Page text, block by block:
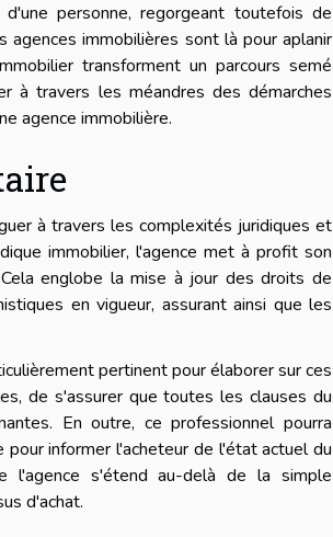
personne, regorgeant toutefois de
immobilières sont là pour aplanir
transforment un parcours semé
à travers les méandres des démarches
agence immobilière.
à travers les complexités juridiques et
immobilier, l'agence met à profit son
englobe la mise à jour des droits de
en vigueur, assurant ainsi que les
pertinent pour élaborer sur ces
de s'assurer que toutes les clauses du
En outre, ce professionnel pourra
informer l'acheteur de l'état actuel du
l'agence s'étend au-delà de la simple
d'achat.